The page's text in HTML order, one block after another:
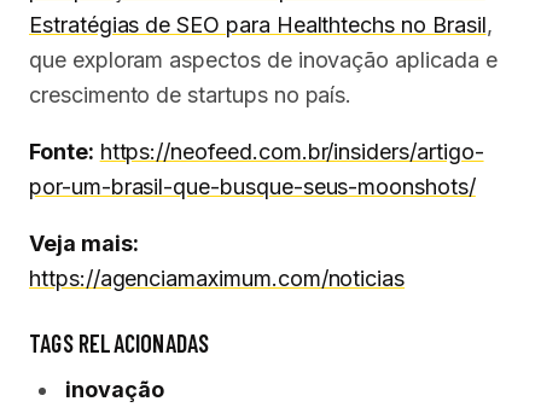
Estratégias de SEO para Healthtechs no Brasil,
que exploram aspectos de inovação aplicada e
crescimento de startups no país.
Fonte: https://neofeed.com.br/insiders/artigo-
por-um-brasil-que-busque-seus-moonshots/
Veja mais:
https://agenciamaximum.com/noticias
TAGS RELACIONADAS
inovação